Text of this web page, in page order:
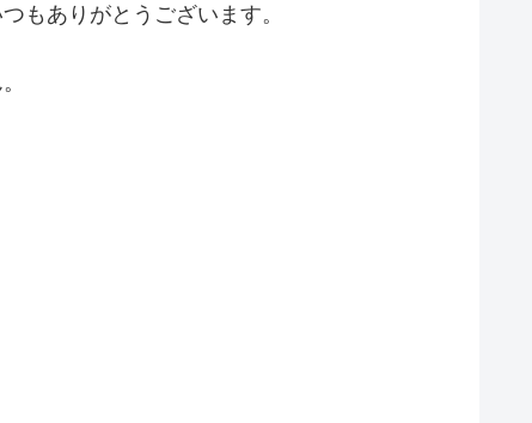
もありがとうございます。